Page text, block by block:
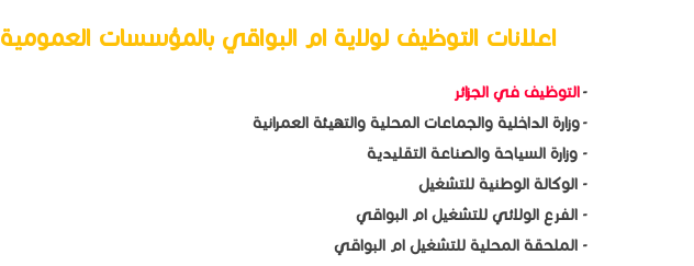
اعلانات التوظيف لولاية ام البواقي بالمؤسسات العمومية
-التوظيف في الجزائر
- وزارة الداخلية والجماعات المحلية والتهيئة العمرانية
- وزارة السياحة والصناعة التقليدية
- الوكالة الوطنية للتشغيل
- الفرع الولائي للتشغيل ام البواقي
- الملحقة المحلية للتشغيل ام البواقي